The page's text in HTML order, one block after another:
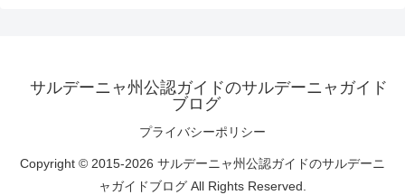
サルデーニャ州公認ガイドのサルデーニャガイド
ブログ
プライバシーポリシー
Copyright © 2015-2026 サルデーニャ州公認ガイドのサルデーニ
ャガイドブログ All Rights Reserved.